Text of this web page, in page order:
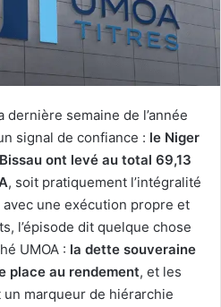
dernière semaine de l’année
signal de confiance : le Niger
ont levé au total 69,13
, soit pratiquement l’intégralité
une exécution propre et
l’épisode dit quelque chose
UMOA : la dette souveraine
place au rendement, et les
marqueur de hiérarchie